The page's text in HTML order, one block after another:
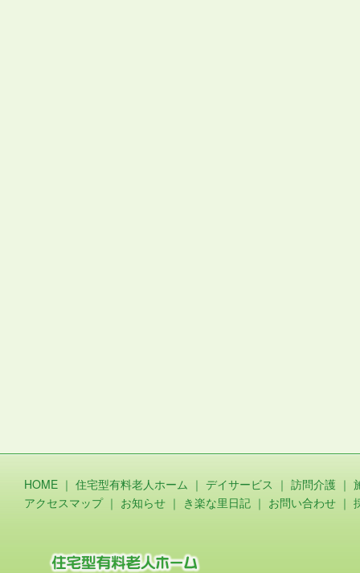
HOME ｜ 住宅型有料老人ホーム ｜ デイサービス ｜ 訪問介護 ｜
アクセスマップ｜ お知らせ ｜ き楽な里日記 ｜ お問い合わせ ｜